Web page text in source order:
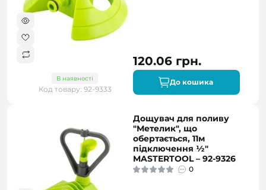
В наявності
Код товару: 92-9333
120.06 грн.
До кошика
Дощувач для поливу
"Метелик", що
обертається, 11м
підключення ½"
MASTERTOOL – 92-9326
0